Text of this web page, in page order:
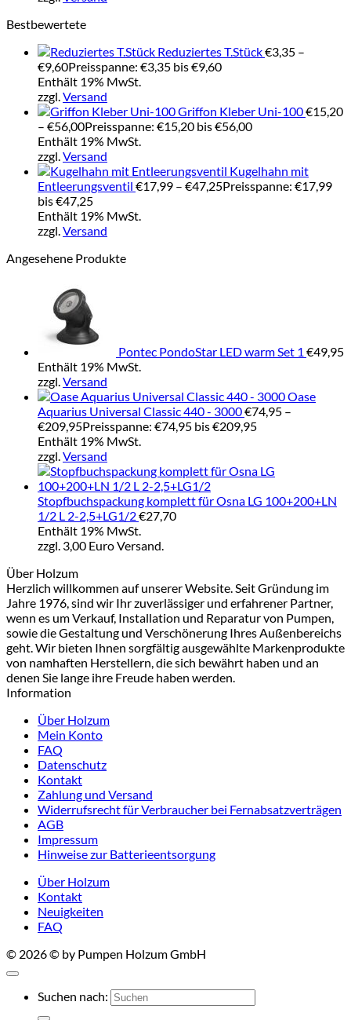
Bestbewertete
Reduziertes T.Stück€3,35 –
€9,60Preisspanne: €3,35 bis €9,60
Enthält 19% MwSt.
zzgl.Versand
Griffon Kleber Uni-100€15,20
– €56,00Preisspanne: €15,20 bis €56,00
Enthält 19% MwSt.
zzgl.Versand
Kugelhahn mit
Entleerungsventil €17,99 – €47,25Preisspanne: €17,99
bis €47,25
Enthält 19% MwSt.
zzgl.Versand
Angesehene Produkte
Pontec PondoStar LED warm Set 1 €49,95
Enthält 19% MwSt.
zzgl.Versand
Oase
Aquarius Universal Classic 440 - 3000€74,95 –
€209,95Preisspanne: €74,95 bis €209,95
Enthält 19% MwSt.
zzgl.Versand
Stopfbuchspackung komplett für Osna LG 100+200+LN
1/2 L 2-2,5+LG1/2€27,70
Enthält 19% MwSt.
zzgl. 3,00 Euro Versand.
Über Holzum
Herzlich willkommen auf unserer Website. Seit Gründung im
Jahre 1976, sind wir Ihr zuverlässiger und erfahrener Partner,
wenn es um Verkauf, Installation und Reparatur von Pumpen,
sowie die Gestaltung und Verschönerung Ihres Außenbereichs
geht. Wir bieten Ihnen sorgfältig ausgewählte Markenprodukte
von namhaften Herstellern, die sich bewährt haben und an
denen Sie lange ihre Freude haben werden.
Information
Über Holzum
Mein Konto
FAQ
Datenschutz
Kontakt
Zahlung und Versand
Widerrufsrecht für Verbraucher bei Fernabsatzverträgen
AGB
Impressum
Hinweise zur Batterieentsorgung
Über Holzum
Kontakt
Neuigkeiten
FAQ
© 2026 © by Pumpen Holzum GmbH
Suchen nach: